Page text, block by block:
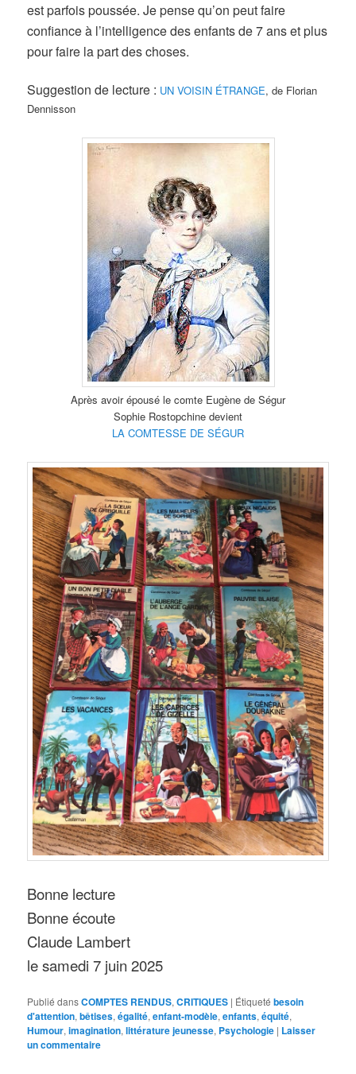
est parfois poussée. Je pense qu’on peut faire
confiance à l’intelligence des enfants de 7 ans et plus
pour faire la part des choses.
Suggestion de lecture : UN VOISIN ÉTRANGE, de Florian
Dennisson
Après avoir épousé le comte Eugène de Ségur
Sophie Rostopchine devient
LA COMTESSE DE SÉGUR
Bonne lecture
Bonne écoute
Claude Lambert
le samedi 7 juin 2025
Publié dansCOMPTES RENDUS,CRITIQUES | Étiqueté besoin
d'attention,bêtises,égalité,enfant-modèle,enfants,équité,
Humour,imagination,littérature jeunesse, Psychologie | Laisser
un commentaire